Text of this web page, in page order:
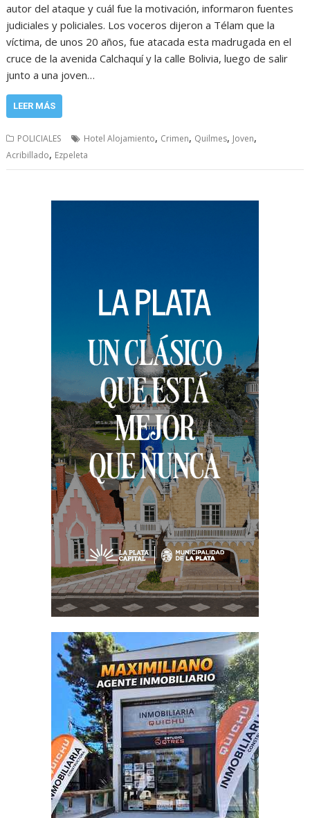
autor del ataque y cuál fue la motivación, informaron fuentes
judiciales y policiales. Los voceros dijeron a Télam que la
víctima, de unos 20 años, fue atacada esta madrugada en el
cruce de la avenida Calchaquí y la calle Bolivia, luego de salir
junto a una joven…
LEER MÁS
POLICIALES Hotel Alojamiento, Crimen, Quilmes, Joven,
Acribillado, Ezpeleta